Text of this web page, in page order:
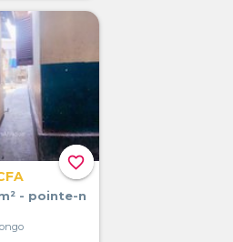
favorite_border
- pointe-n